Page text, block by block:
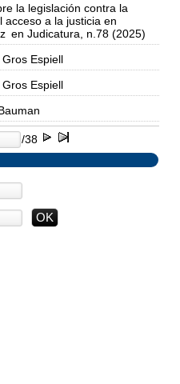
la legislación contra la
acceso a la justicia en
en Judicatura, n.78 (2025)
Espiell
Espiell
/38